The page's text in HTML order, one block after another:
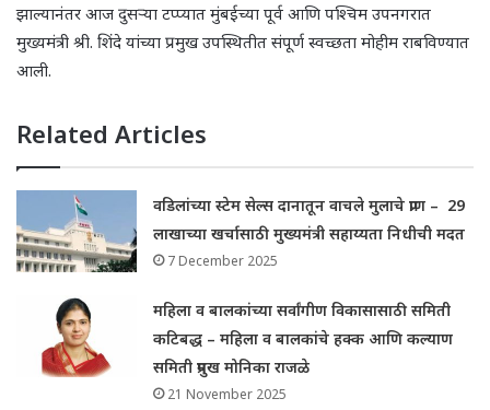
झाल्यानंतर आज दुसऱ्या टप्प्यात मुंबईच्या पूर्व आणि पश्चिम उपनगरात
मुख्यमंत्री श्री. शिंदे यांच्या प्रमुख उपस्थितीत संपूर्ण स्वच्छता मोहीम राबविण्यात
आली.
Related Articles
वडिलांच्या स्टेम सेल्स दानातून वाचले मुलाचे प्राण – 29
लाखाच्या खर्चासाठी मुख्यमंत्री सहाय्यता निधीची मदत
7 December 2025
महिला व बालकांच्या सर्वांगीण विकासासाठी समिती
कटिबद्ध – महिला व बालकांचे हक्क आणि कल्याण
समिती प्रमुख मोनिका राजळे
21 November 2025